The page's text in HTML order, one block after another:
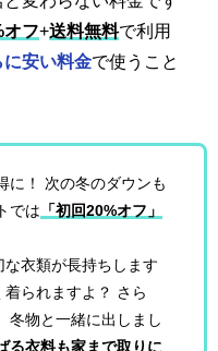
オフ+送料無料で利用
に安い料金で使うこと
に！ 次の冬のダウンも
では 「初回20%オフ」
衣類が長持ちします
られますよ？ さら
冬物と一緒に出しまし
る衣料も家まで取りに